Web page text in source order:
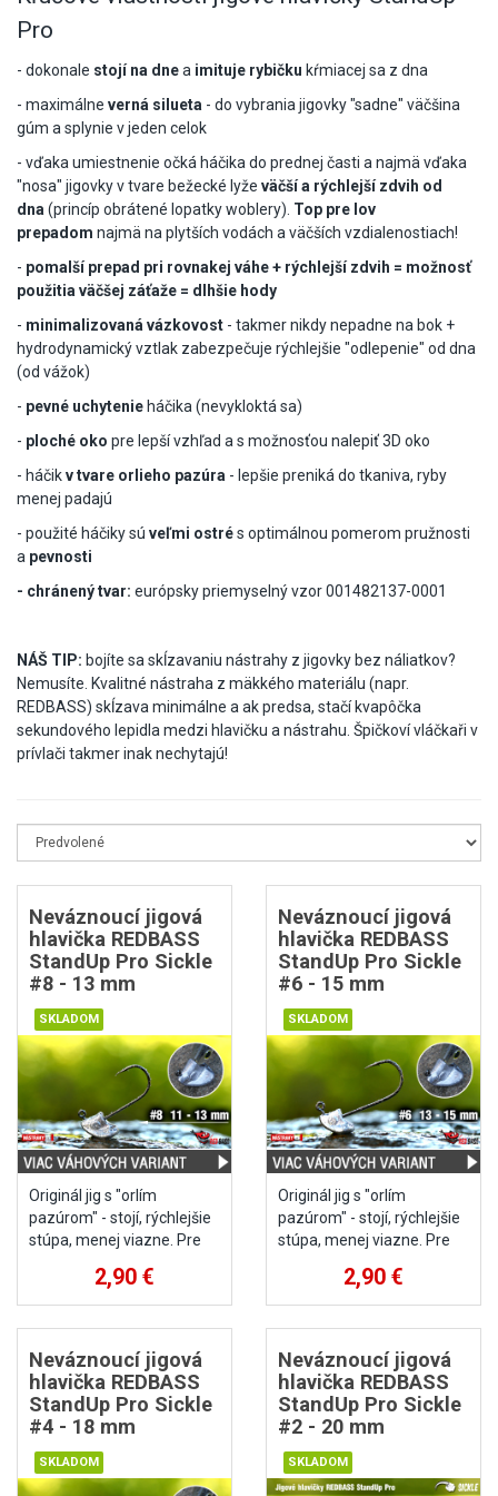
Pro
- dokonale stojí na dnea imituje rybičku kŕmiacej sa z dna
- maximálne verná silueta - do vybrania jigovky "sadne" väčšina
gúm a splynie v jeden celok
- vďaka umiestnenie očká háčika do prednej časti a najmä vďaka
"nosa" jigovky v tvare bežecké lyže väčší a rýchlejší zdvih od
dna (princíp obrátené lopatky woblery). Top pre lov
prepadom najmä na plytších vodách a väčších vzdialenostiach!
- pomalší prepad pri rovnakej váhe + rýchlejší zdvih = možnosť
použitia väčšej záťaže = dlhšie hody
- minimalizovaná vázkovost - takmer nikdy nepadne na bok +
hydrodynamický vztlak zabezpečuje rýchlejšie "odlepenie" od dna
(od vážok)
- pevné uchytenieháčika (nevykloktá sa)
- ploché oko pre lepší vzhľad a s možnosťou nalepiť 3D oko
- háčikv tvare orlieho pazúra - lepšie preniká do tkaniva, ryby
menej padajú
- použité háčiky sú veľmi ostrés optimálnou pomerom pružnosti
a pevnosti
- chránený tvar: európsky priemyselný vzor 001482137-0001
NÁŠ TIP: bojíte sa skĺzavaniu nástrahy z jigovky bez náliatkov?
Nemusíte. Kvalitné nástraha z mäkkého materiálu (napr.
REDBASS) skĺzava minimálne a ak predsa, stačí kvapôčka
sekundového lepidla medzi hlavičku a nástrahu. Špičkoví vláčkaři v
prívlači takmer inak nechytajú!
Neváznoucí jigová
hlavička REDBASS
StandUp Pro Sickle
#8 - 13 mm
Originál jig s "orlím
pazúrom" - stojí, rýchlejšie
stúpa, menej viazne. Pre
2,90 €
Neváznoucí jigová
hlavička REDBASS
StandUp Pro Sickle
#6 - 15 mm
Originál jig s "orlím
pazúrom" - stojí, rýchlejšie
stúpa, menej viazne. Pre
2,90 €
Neváznoucí jigová
hlavička REDBASS
StandUp Pro Sickle
#4 - 18 mm
Neváznoucí jigová
hlavička REDBASS
StandUp Pro Sickle
#2 - 20 mm